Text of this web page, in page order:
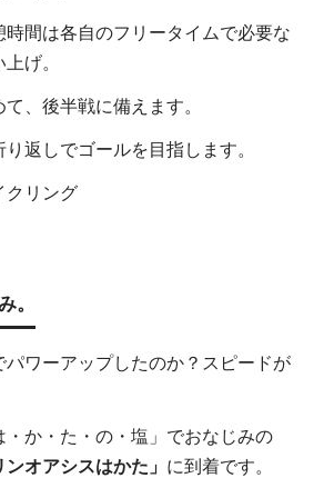
間は各自のフリータイムで必要な
げ。
、後半戦に備えます。
返しでゴールを目指します。
。
パワーアップしたのか？スピードが
か・た・の・塩」でおなじみの
ンオアシスはかた」 に到着です。